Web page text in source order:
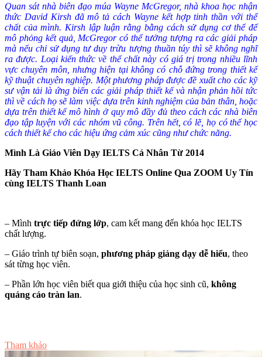
Quan sát nhà biên đạo múa Wayne McGregor, nhà khoa học nhận
thức David Kirsh đã mô tả cách Wayne kết hợp tinh thần với thể
chất của mình. Kirsh lập luận rằng bằng cách sử dụng cơ thể để
mô phỏng kết quả, McGregor có thể tưởng tượng ra các giải pháp
mà nếu chỉ sử dụng tư duy trừu tượng thuần túy thì sẽ không nghĩ
ra được. Loại kiến thức về thể chất này có giá trị trong nhiều lĩnh
vực chuyên môn, nhưng hiện tại không có chỗ đứng trong thiết kế
kỹ thuật chuyên nghiệp. Một phương pháp được đề xuất cho các kỹ
sư vận tải là ứng biến các giải pháp thiết kế và nhận phản hồi tức
thì về cách họ sẽ làm việc dựa trên kinh nghiệm của bản thân, hoặc
dựa trên thiết kế mô hình ở quy mô đầy đủ theo cách các nhà biên
đạo tập luyện với các nhóm vũ công. Trên hết, có lẽ, họ có thể học
cách thiết kế cho các hiệu ứng cảm xúc cũng như chức năng.
Mình Là Giáo Viên Dạy IELTS Cá Nhân Từ 2014
Hãy Tham Khảo Khóa Học IELTS Online Qua ZOOM Uy Tín
cùng IELTS Thanh Loan
– Mình trực tiếp đứng lớp, cam kết mang đến khóa học IELTS
chất lượng.
– Giáo trình tự biên soạn, phương pháp giảng dạy dễ hiểu, theo
sát từng học viên.
– Phần lớn học viên biết qua giới thiệu của học sinh cũ, không
quảng cáo tràn lan.
Tham khảo